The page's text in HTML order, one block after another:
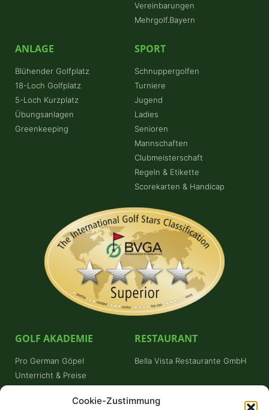
Cookie-Zustimmung
Vereinbarungen
Mehrgolf.Bayern
ANLAGE
Blühender Golfplatz
18-Loch Golfplatz
5-Loch Kurzplatz
Übungsanlagen
Greenkeeping
SPORT
Schnuppergolfen
Turniere
Jugend
Ladies
Senioren
Mannschaften
Clubmeisterschaft
Regeln & Etikette
Scorekarten & Handicap
GOLF AKADEMIE
Pro German Göpel
Unterricht & Preise
RESTAURANT
Bella Vista Restaurante GmbH